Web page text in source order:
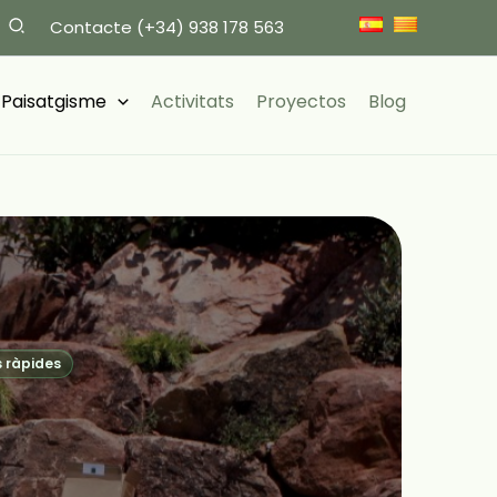
Contacte (+34) 938 178 563
Activitats Proyectos Blog
ràpides
ràpides
ràpides